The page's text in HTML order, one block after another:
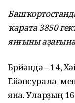
ҡарата 3850
янғыны
Бөрйәндә – 14,
Ейәнсурала
яна. Уларҙың